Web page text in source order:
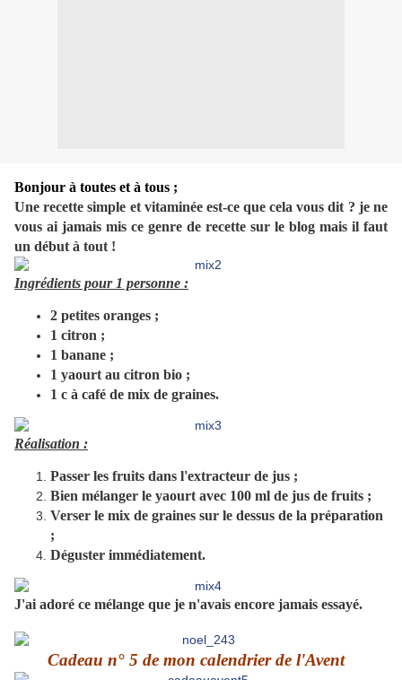
Bonjour à toutes et à tous ;
Une recette simple et vitaminée est-ce que cela vous dit ? je ne
vous ai jamais mis ce genre de recette sur le blog mais il faut
un début à tout !
Ingrédients pour 1 personne :
2 petites oranges ;
1 citron ;
1 banane ;
1 yaourt au citron bio ;
1 c à café de mix de graines.
Réalisation :
Passer les fruits dans l'extracteur de jus ;
Bien mélanger le yaourt avec 100 ml de jus de fruits ;
Verser le mix de graines sur le dessus de la préparation
;
Déguster immédiatement.
J'ai adoré ce mélange que je n'avais encore jamais essayé.
Cadeau n° 5 de mon calendrier de l'Avent